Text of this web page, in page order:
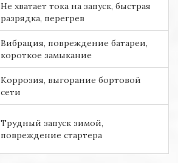
Не хватает тока на запуск, быстрая
разрядка, перегрев
Вибрация, повреждение батареи,
короткое замыкание
Коррозия, выгорание бортовой
сети
Трудный запуск зимой,
повреждение стартера